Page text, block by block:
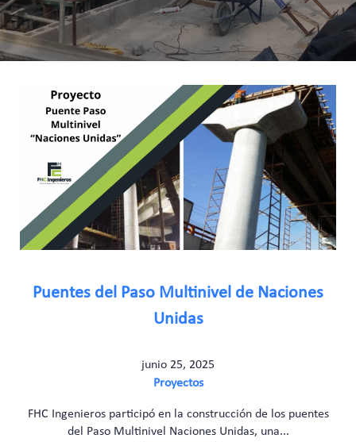
Puentes del Paso Multinivel de Naciones
Unidas
junio 25, 2025
Proyectos
FHC Ingenieros participó en la construcción de los puentes
del Paso Multinivel Naciones Unidas, una...